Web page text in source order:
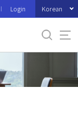
Login Korean